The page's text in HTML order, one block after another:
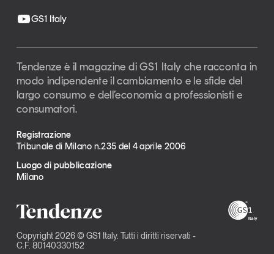
GS1 Italy
Tendenze è il magazine di GS1 Italy che racconta in
modo indipendente il cambiamento e le sfide del
largo consumo e dell’economia a professionisti e
consumatori.
Registrazione
Tribunale di Milano n.235 del 4 aprile 2006
Luogo di pubblicazione
Milano
Copyright 2026 © GS1 Italy. Tutti i diritti riservati -
C.F. 80140330152